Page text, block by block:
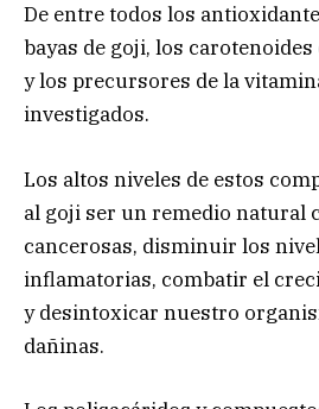
De entre todos los
bayas de goji, los
y los precursores de la
investigados.
Los altos niveles de estos
al goji ser un remedio natural
cancerosas, disminuir los
inflamatorias, combatir el
y desintoxicar nuestro
dañinas.